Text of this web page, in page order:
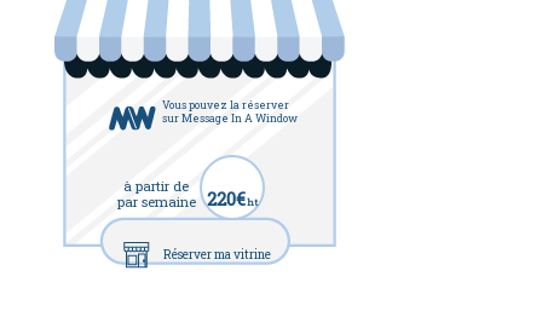
Vous pouvez la réserver
sur Message In A Window
à partir de
par semaine 220€ht
Réserver ma vitrine